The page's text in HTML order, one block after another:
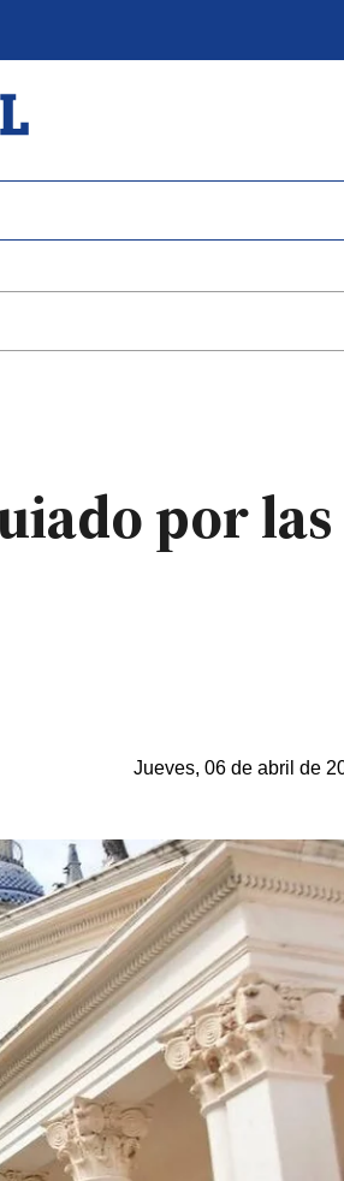
por las
Jueves, 06 de abril de